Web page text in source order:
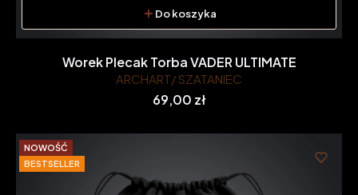
Do koszyka
Worek Plecak Torba VADER ULTIMATE
ARCHART/ SZATANIEC
Cena
69,00 zł
BESTSELLER
NOWOŚĆ